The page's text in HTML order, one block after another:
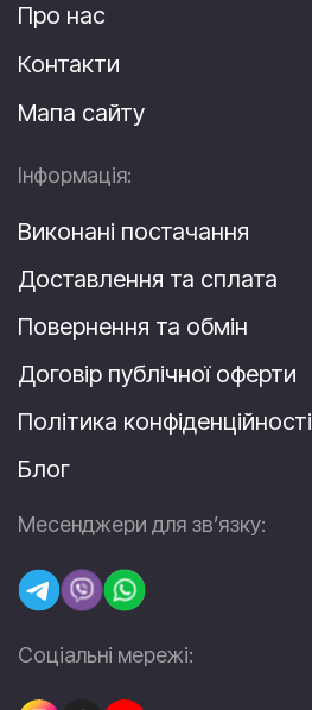
Про нас
Контакти
Мапа сайту
Інформація:
Виконані постачання
Доставлення та сплата
Повернення та обмін
Договір публічної оферти
Політика конфіденційності
Блог
Месенджери для зв’язку:
Соціальні мережі: